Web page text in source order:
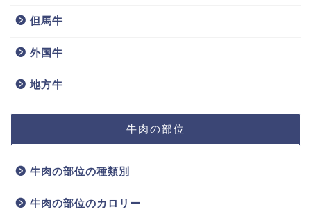
但馬牛
外国牛
地方牛
牛肉の部位
牛肉の部位の種類別
牛肉の部位のカロリー